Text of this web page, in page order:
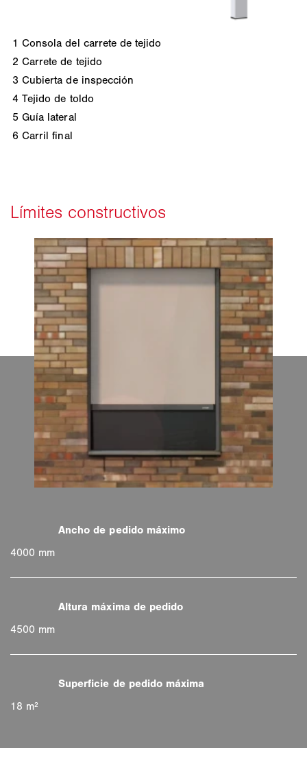
1 Consola del carrete de tejido
2 Carrete de tejido
3 Cubierta de inspección
4 Tejido de toldo
5 Guía lateral
6 Carril final
4000 mm
4500 mm
18 m²